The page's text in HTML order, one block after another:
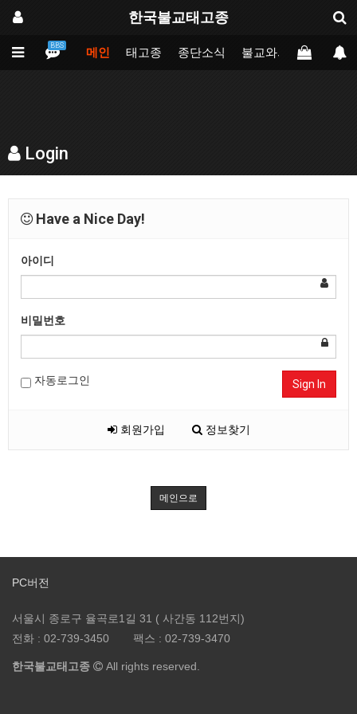
한국불교태고종
BBS
메인 태고종 종단소식 불교와의만남 업
Login
Have a Nice Day!
아이디
비밀번호
자동로그인 Sign In
회원가입 정보찾기
메인으로
PC버전
서울시 종로구 율곡로1길 31 ( 사간동 112번지)
전화 : 02-739-3450 팩스 : 02-739-3470
한국불교태고종 All rights reserved.